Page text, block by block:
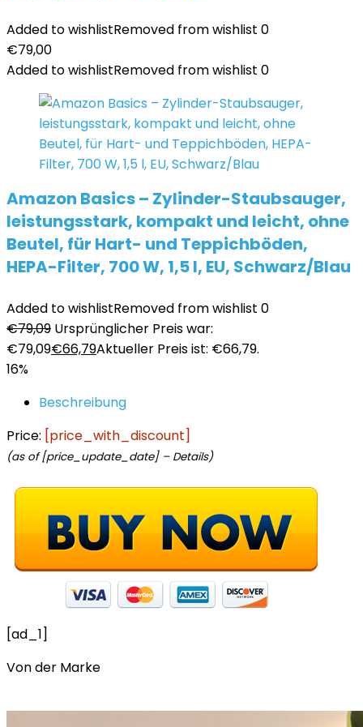
Added to wishlistRemoved from wishlist 0
€79,00
Added to wishlistRemoved from wishlist 0
Amazon Basics – Zylinder-Staubsauger,
leistungsstark, kompakt und leicht, ohne
Beutel, für Hart- und Teppichböden,
HEPA-Filter, 700 W, 1,5 l, EU, Schwarz/Blau
Added to wishlistRemoved from wishlist 0
€79,09 Ursprünglicher Preis war:
€79,09€66,79Aktueller Preis ist: €66,79.
16%
Beschreibung
Price: [price_with_discount]
(as of [price_update_date] – Details)
[ad_1]
Von der Marke